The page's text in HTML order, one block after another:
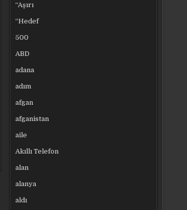
“Aşırı
“Hedef
500
ABD
adana
adım
afgan
afganistan
aile
Akıllı Telefon
alan
alanya
aldı